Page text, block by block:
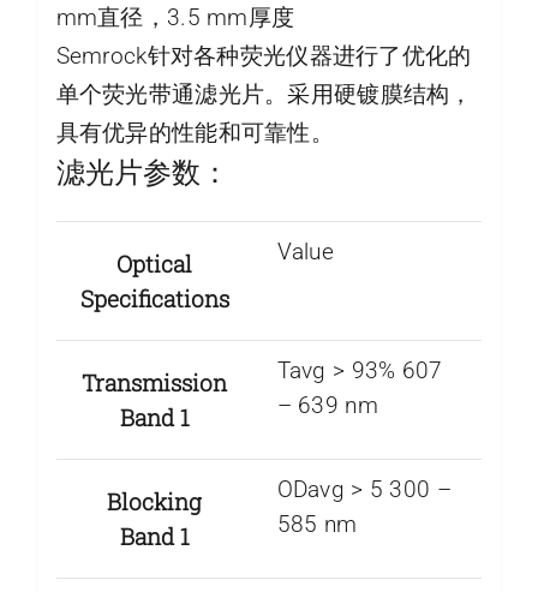
mm直径，3.5 mm厚度
Semrock针对各种荧光仪器进行了优化的
单个荧光带通滤光片。采用硬镀膜结构，
具有优异的性能和可靠性。
滤光片参数：
Optical
Specifications
Value
Transmission
Band 1
Tavg > 93% 607
– 639 nm
Blocking
Band 1
ODavg > 5 300 –
585 nm